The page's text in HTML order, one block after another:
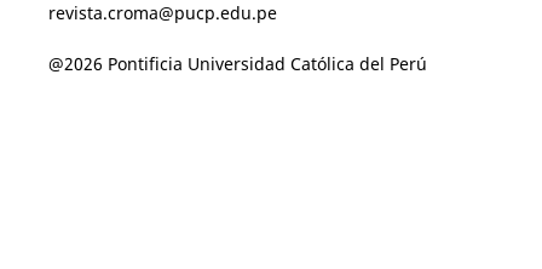
revista.croma@pucp.edu.pe
@2026 Pontificia Universidad Católica del Perú